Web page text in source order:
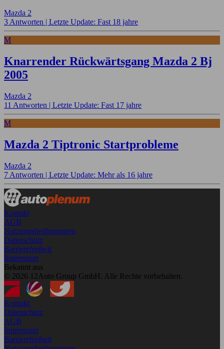
Mazda 2
3 Antworten | Letzte Update: Fast 18 jahre
M
Knarrender Rückwärtsgang Mazda 2 Bj
2005
Mazda 2
11 Antworten | Letzte Update: Fast 17 jahre
M
Mazda 2 Tiptronic Startprobleme
Mazda 2
7 Antworten | Letzte Update: Mehr als 16 jahre
Kontakt
AGB
Nutzungsbedingungen
Datenschutz
Barrierefreiheit
Impressum
Bekannt aus
© 2026 12Auto Group GmbH. Alle Rechte vorbehalten.
Kontakt
Datenschutz
AGB
Impressum
Barrierefreiheit